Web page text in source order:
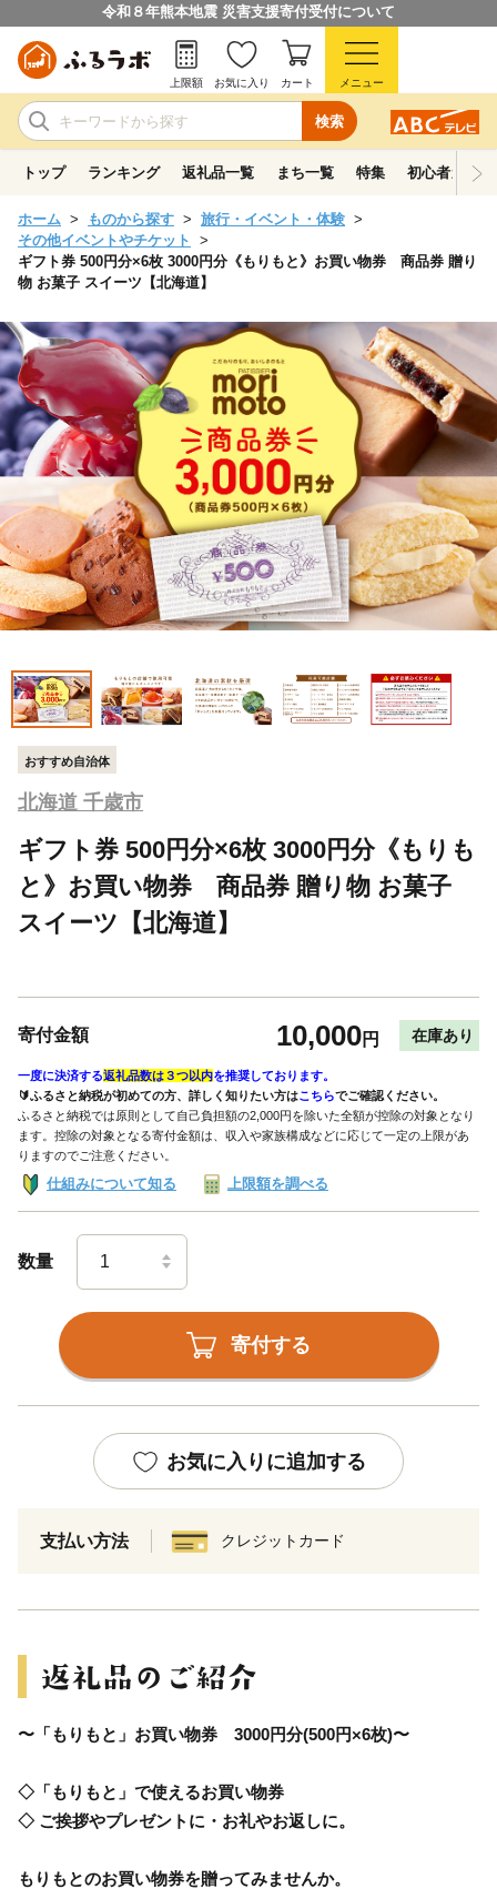
令和８年熊本地震 災害支援寄付受付について
検索
上限額 お気に入り カート メニュー
トップ ランキング 返礼品一覧 まち一覧 特集 初心者ガイド
ホーム ものから探す
旅行・イベント・体験
その他イベントやチケット
ギフト券 500円分×6枚 3000円分《もりもと》お買い物券 商品券 贈り
物 お菓子 スイーツ【北海道】
おすすめ自治体
北海道 千歳市
ギフト券 500円分×6枚 3000円分《もりも
と》お買い物券 商品券 贈り物 お菓子
スイーツ【北海道】
寄付金額 10,000円 在庫あり
一度に決済する返礼品数は３つ以内を推奨しております。
🔰ふるさと納税が初めての方、詳しく知りたい方はこちらでご確認ください。
ふるさと納税では原則として自己負担額の2,000円を除いた全額が控除の対象となり
ます。控除の対象となる寄付金額は、収入や家族構成などに応じて一定の上限があ
りますのでご注意ください。
仕組みについて知る 上限額を調べる
数量
寄付する
お気に入りに追加する
支払い方法 クレジットカード
〜「もりもと」お買い物券 3000円分(500円×6枚)〜
◇「もりもと」で使えるお買い物券
◇ ご挨拶やプレゼントに・お礼やお返しに。
もりもとのお買い物券を贈ってみませんか。